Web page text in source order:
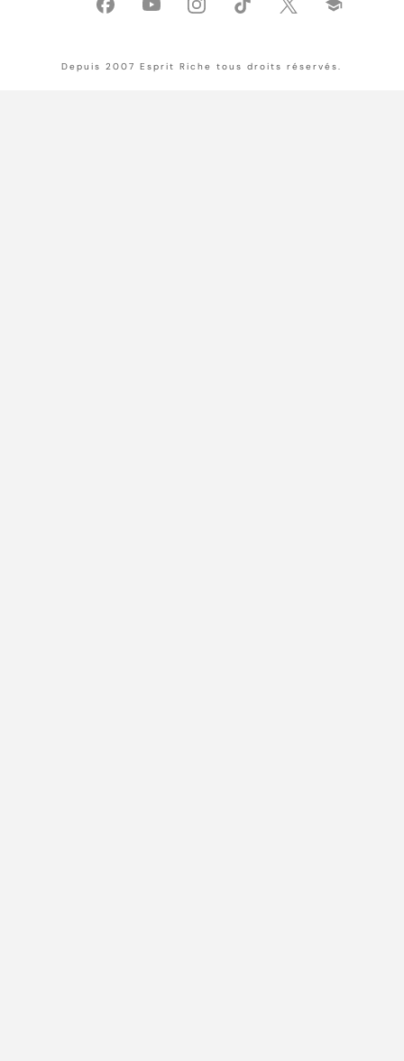
Depuis 2007 Esprit Riche tous droits réservés.